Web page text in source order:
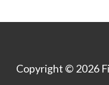
Copyright © 2026